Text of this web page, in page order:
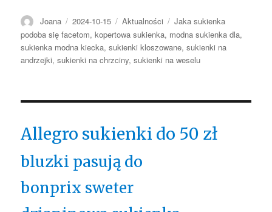
Autor
Joana Opublikowano
2024-10-15 Kategorie
Aktualności Tagi
Jaka sukienka
podoba się facetom,kopertowa sukienka, modna sukienka dla,
sukienka modna kiecka,sukienki kloszowane,sukienki na
andrzejki,sukienki na chrzciny,sukienki na weselu
Allegro sukienki do 50 zł
bluzki pasują do
bonprix sweter